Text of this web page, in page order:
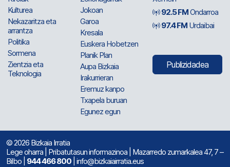
Kulturea
Nekazaritza eta
arrantza
Politika
Sormena
Zientzia eta
Teknologia
Jokoan
Garoa
Kresala
Euskera Hobetzen
Planik Plan
Aupa Bizkaia
Irakurrieran
Eremuz kanpo
Txapela buruan
Egunez egun
92.5 FMOndarroa
97.4 FM Urdaibai
Publizidadea
© 2026 Bizkaia Irratia
Lege oharra Pribatutasun informazinoa | Mazarredo zumarkalea 47, 7 –
Bilbo | 944 466 800 | info@bizkaiairratia.eus